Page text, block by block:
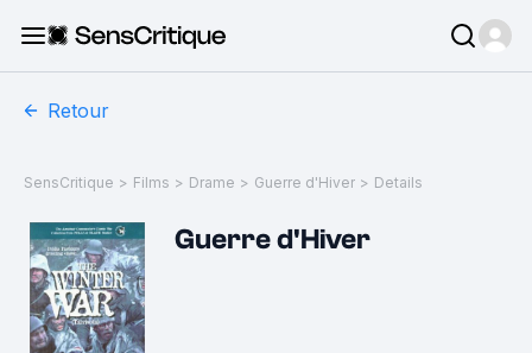
Retour
SensCritique > Films > Drame > Guerre d'Hiver > Details
Guerre d'Hiver